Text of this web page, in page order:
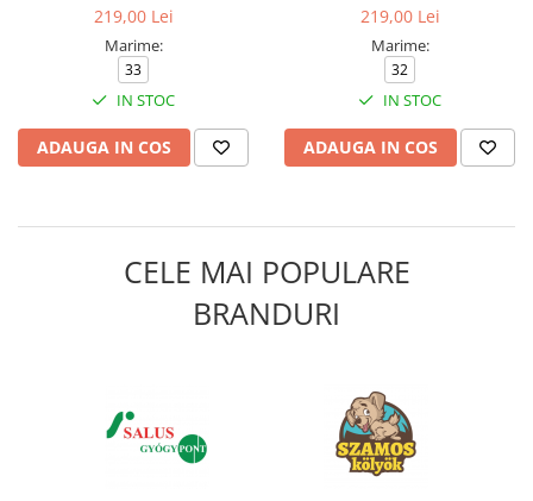
219,00 Lei
Marime:
33
IN STOC
ADAUGA IN COS
219,00 Lei
Marime:
32
IN STOC
ADAUGA IN COS
CELE MAI POPULARE
BRANDURI